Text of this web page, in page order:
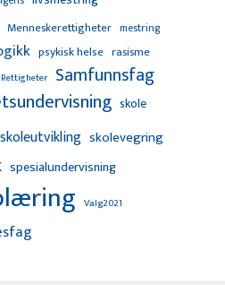
Menneskerettigheter mestring
psykisk helse rasisme
Rettigheter Samfunnsfag
skole
skoleutvikling skolevegring
spesialundervisning
Valg2021